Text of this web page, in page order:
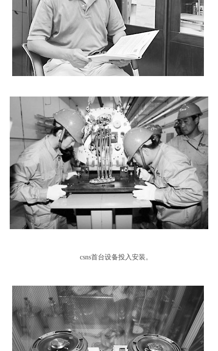
csns首台设备投入安装。